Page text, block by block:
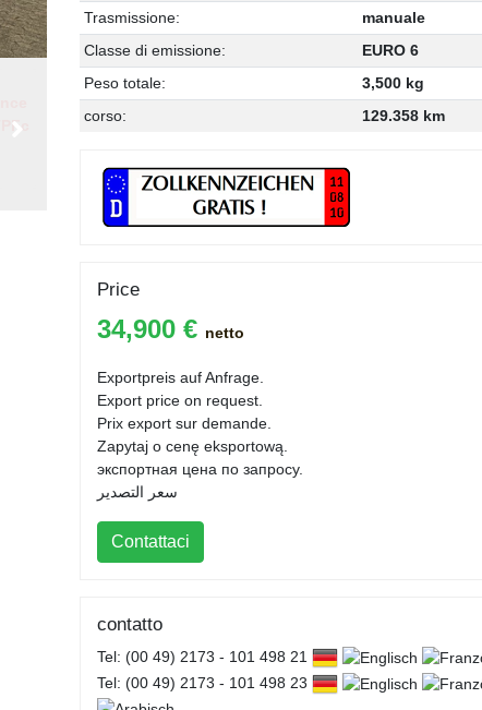
Trasmissione:
manuale
Classe di emissione:
EURO 6
Peso totale:
3,500 kg
corso:
129.358 km
Price
34,900 € netto
Exportpreis auf Anfrage.
Export price on request.
Prix export sur demande.
Zapytaj o cenę eksportową.
экспортная цена по запросу.
سعر التصدير
Contattaci
contatto
Tel: (00 49) 2173 - 101 498 21
Tel: (00 49) 2173 - 101 498 23